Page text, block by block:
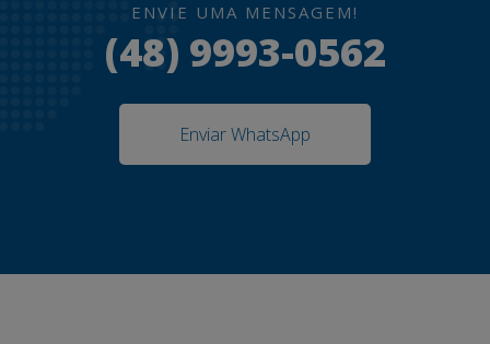
ENVIE UMA MENSAGEM!
(48) 9993-0562
Enviar WhatsApp